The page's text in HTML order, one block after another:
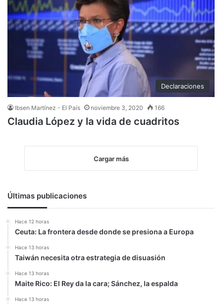
Declaraciones
Ibsen Martínez - El País noviembre 3, 2020 166
Claudia López y la vida de cuadritos
Cargar más
Últimas publicaciones
Hace 12 horas
Ceuta: La frontera desde donde se presiona a Europa
Hace 13 horas
Taiwán necesita otra estrategia de disuasión
Hace 13 horas
Maite Rico: El Rey da la cara; Sánchez, la espalda
Hace 13 horas